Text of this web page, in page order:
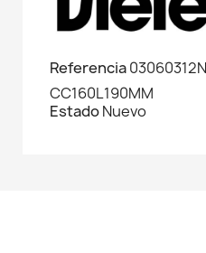
Referencia
CC160L190MM
EstadoNuevo